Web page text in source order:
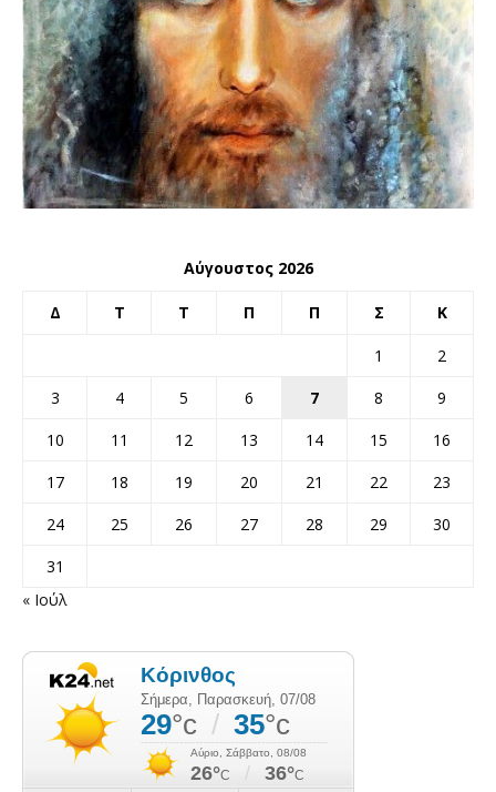
Αύγουστος 2026
Δ Τ Τ Π Π Σ Κ
1
2
3
4 5 6 7 8
9
10
11 12 13 14 15
16
17
18 19 20 21 22
23
24
25 26 27 28 29
30
31
« Ιούλ